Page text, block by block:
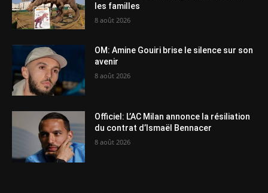
les familles
8 août 2026
OM: Amine Gouiri brise le silence sur son
avenir
8 août 2026
Officiel: L’AC Milan annonce la résiliation
du contrat d’Ismaël Bennacer
8 août 2026